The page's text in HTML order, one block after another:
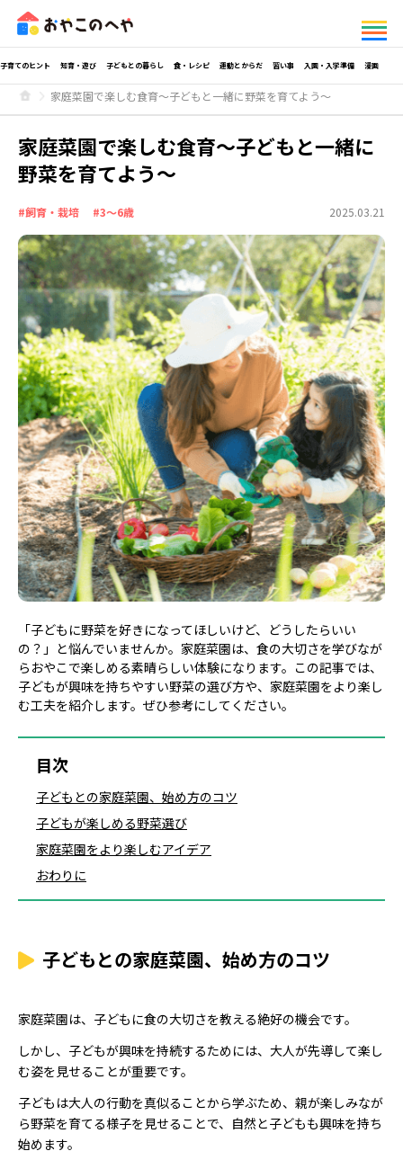
子育てのヒント 知育・遊び 子どもとの暮らし 食・レシピ 運動とからだ 習い事 入園・入学準備 漫画
家庭菜園で楽しむ食育～子どもと一緒に野菜を育てよう～
家庭菜園で楽しむ食育～子どもと一緒に
野菜を育てよう～
#飼育・栽培 #3～6歳 2025.03.21
「子どもに野菜を好きになってほしいけど、どうしたらいい
の？」と悩んでいませんか。家庭菜園は、食の大切さを学びなが
らおやこで楽しめる素晴らしい体験になります。この記事では、
子どもが興味を持ちやすい野菜の選び方や、家庭菜園をより楽し
む工夫を紹介します。ぜひ参考にしてください。
目次
子どもとの家庭菜園、始め方のコツ
子どもが楽しめる野菜選び
家庭菜園をより楽しむアイデア
おわりに
子どもとの家庭菜園、始め方のコツ
家庭菜園は、子どもに食の大切さを教える絶好の機会です。
しかし、子どもが興味を持続するためには、大人が先導して楽し
む姿を見せることが重要です。
子どもは大人の行動を真似ることから学ぶため、親が楽しみなが
ら野菜を育てる様子を見せることで、自然と子どもも興味を持ち
始めます。